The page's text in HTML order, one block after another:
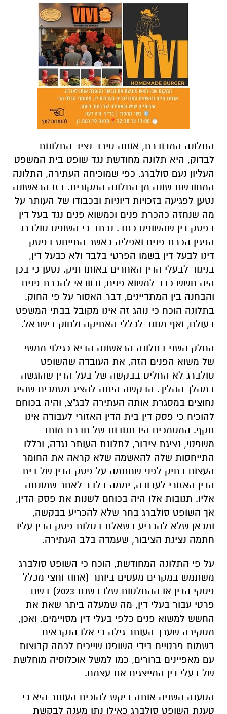
התלונה המדוברת, אותה סירב נציב התלונות
לבדוק, היא תלונה מחודשת נגד שופט בית המשפט
העליון נעם סולברג. כפי שמוכיחה העתירה, התלונה
המחודשת שונה מן התלונה המקורית. בזו הראשונה
נטען לפגיעה בזכויות דיוניות ובכבודו של העותר על
מה שנחזה כהכרת פנים וכמשוא פנים נגד בעל דין
בפסק דין שהשופט כתב. נכתב כי השופט סולברג
הפגין הכרת פנים ואפליה כאשר התייחס בפסק
דינו לבעל דין בשמו הפרטי בלבד ולא כבעל דין,
בניגוד לבעלי הדין האחרים באותו תיק. נטען כי בכך
היה חשש כבד למשוא פנים, ובוודאי להכרת פנים
והבחנה בין המתדיינים, דבר האסור על פי החוק.
בתלונה הוכח כי נוהג זה אינו מקובל בבתי המשפט
בעולם, ואף מנוגד לכללי האתיקה ולחוק בישראל.
החלק השני בתלונה הראשונה הביא כגילוי ממשי
של משוא הפנים הזה, את העובדה שהשופט
סולברג לא החליט בבקשה של בעל הדין שהוגשה
במהלך ההליך. הבקשה היתה להציג מסמכים שהיו
נחוצים במסגרת אותה העתירה לבג"צ, והיה בכוחם
להוכיח כי פסק דין בית הדין האזורי לעבודה אינו
תקף. המסמכים היו תגובות של חברת מותב
משפטי, נציגת ציבור, לתלונת העותר נגדה, וכללו
התייחסות שלה להאשמה שלא קראה את החומר
העצום בתיק לפני שחתמה על פסק הדין של בית
הדין האזורי לעבודה, יממה בלבד לאחר שמונתה
אליו. תגובות אלו היה בכוחם לשנות את פסק הדין,
אך השופט סולברג בחר שלא להכריע בבקשה,
ומכאן שלא להכריע בשאלת בטלות פסק הדין עליו
חתמה נציגת הציבור, שעמדה בלב העתירה.
על פי התלונה המחודשת, הוכח כי השופט סולברג
משתמש במקרים מעטים ביותר (אחוז וחצי מכלל
פסקי הדין או ההחלטות שלו בשנת 2023) בשם
פרטי עבור בעלי דין, מה שמעלה ביתר שאת את
החשש למשוא פנים כלפי בעלי דין מסויימים. ואכן,
מסקירה שערך העותר גילה כי אלו הנקראים
בשמות פרטיים בידי השופט שייכים לכמה קבוצות
עם מאפיינים ברורים, כמו למשל אוכלוסיה מוחלשת
של בעלי דין המייצגים את עצמם.
הטענה השניה אותה ביקש להוכיח העותר היא כי
טענת השופט סולברג כאילו נתן מענה לבקשת